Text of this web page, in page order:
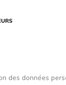
des données